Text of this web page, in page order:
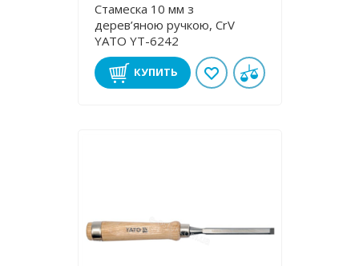
Стамеска 10 мм з
дерев’яною ручкою, CrV
YATO YT-6242
КУПИТЬ